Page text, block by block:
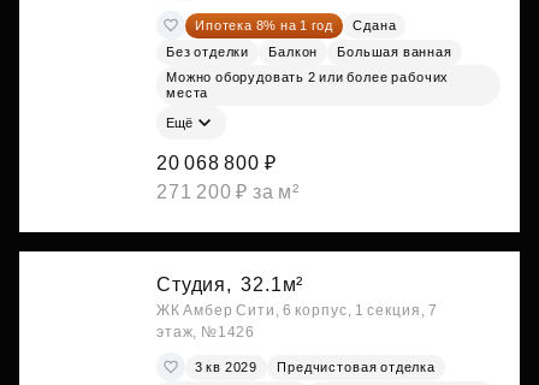
Ипотека 8% на 1 год
Сдана
Без отделки
Балкон
Большая ванная
Можно оборудовать 2 или более рабочих
места
Ещё
20 068 800 ₽
271 200 ₽ за м²
Студия, 32.1м²
ЖК Амбер Сити, 6 корпус, 1 секция, 7
этаж, №1426
3 кв 2029
Предчистовая отделка